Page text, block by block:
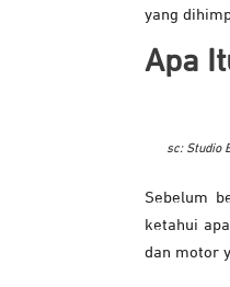
yang
Apa
sc: Studio
Sebelum
ketahui
dan motor